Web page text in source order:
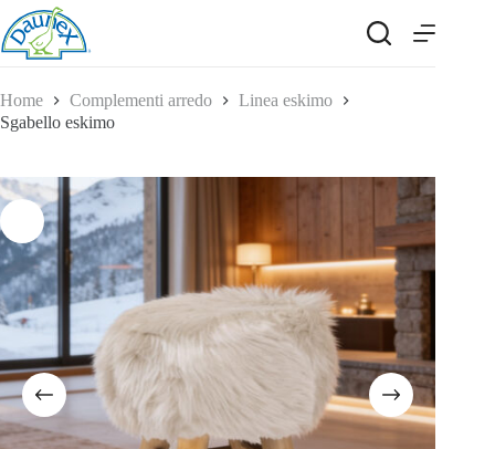
Salta
al
contenuto
Home Complementi arredo
Linea eskimo
Sgabello eskimo